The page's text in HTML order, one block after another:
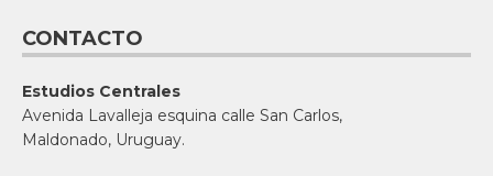
CONTACTO
Estudios Centrales
Avenida Lavalleja esquina calle San Carlos,
Maldonado, Uruguay.